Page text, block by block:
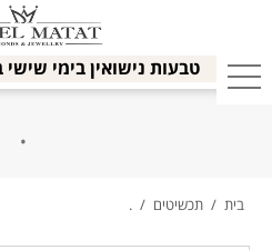
טבעות נישואין בימי
.
בית / תכשיטים /
.